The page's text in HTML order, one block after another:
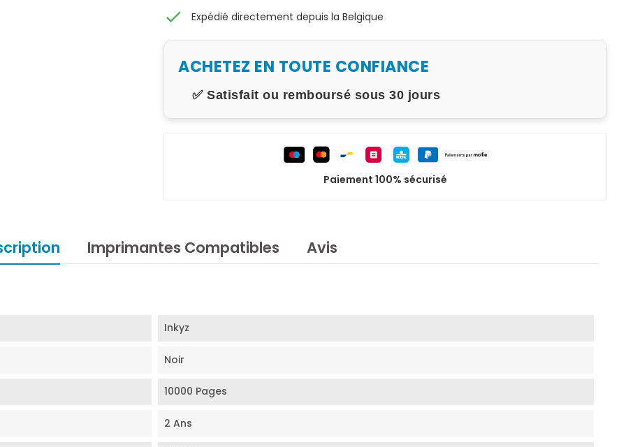
check Expédié directement depuis la Belgique
ACHETEZ EN TOUTE CONFIANCE
✅ Satisfait ou remboursé sous 30 jours
Paiement 100% sécurisé
Imprimantes Compatibles Avis
Inkyz
Noir
10000 Pages
2 Ans